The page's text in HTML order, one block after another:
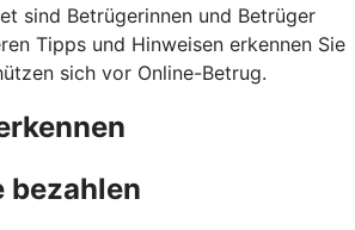
sind Betrügerinnen und Betrüger
Tipps und Hinweisen erkennen Sie
sich vor Online-Betrug.
bezahlen